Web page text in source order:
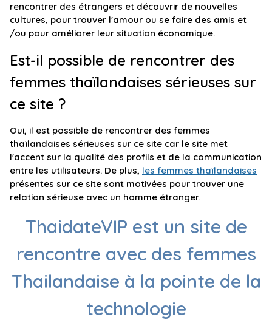
rencontrer des étrangers et découvrir de nouvelles
cultures, pour trouver l'amour ou se faire des amis et
/ou pour améliorer leur situation économique.
Est-il possible de rencontrer des
femmes thaïlandaises sérieuses sur
ce site ?
Oui, il est possible de rencontrer des femmes
thaïlandaises sérieuses sur ce site car le site met
l'accent sur la qualité des profils et de la communication
entre les utilisateurs. De plus, les femmes thaïlandaises
présentes sur ce site sont motivées pour trouver une
relation sérieuse avec un homme étranger.
ThaidateVIP est un site de
rencontre avec des femmes
Thailandaise à la pointe de la
technologie